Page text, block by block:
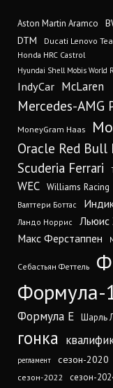
Aston Martin Aramco
DTM Ducati Lenovo
Honda HRC Castrol
Hyundai Shell Mobis World
IndyCar McLaren
Mercedes-AMG
MoneyGram Haas
Oracle Red Bull
Scuderia Ferrari
WEC Williams Racing
Валттери Боттас
Ландо Норрис
Льюис
Макс Ферстаппен
Себастьян Феттель
Формула-
Формула Е Шарль
гонка
регламент сезон-2020
сезон-2022 сезон-